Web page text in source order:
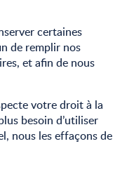
certaines
de remplir nos
et afin de nous
votre droit à la
besoin d’utiliser
nous les effaçons de